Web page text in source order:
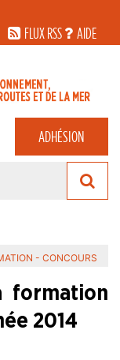
FLUX RSS
AIDE
ADHÉSION
- CONCOURS
formation
2014